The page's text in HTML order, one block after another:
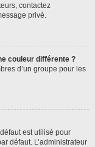
contactez
privé.
couleur différente ?
d’un groupe pour les
est utilisé pour
défaut. L’administrateur